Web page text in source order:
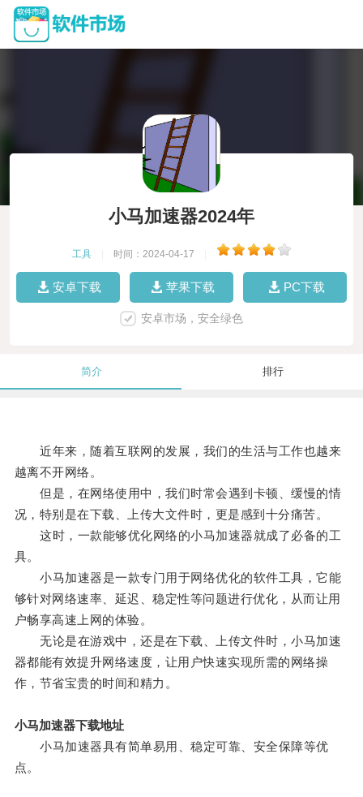
小马加速器2024年
工具 时间：2024-04-17
安卓下载 苹果下载 PC下载
安卓市场，安全绿色
简介 排行
近年来，随着互联网的发展，我们的生活与工作也越来
越离不开网络。
但是，在网络使用中，我们时常会遇到卡顿、缓慢的情
况，特别是在下载、上传大文件时，更是感到十分痛苦。
这时，一款能够优化网络的小马加速器就成了必备的工
具。
小马加速器是一款专门用于网络优化的软件工具，它能
够针对网络速率、延迟、稳定性等问题进行优化，从而让用
户畅享高速上网的体验。
无论是在游戏中，还是在下载、上传文件时，小马加速
器都能有效提升网络速度，让用户快速实现所需的网络操
作，节省宝贵的时间和精力。
小马加速器下载地址
小马加速器具有简单易用、稳定可靠、安全保障等优
点。